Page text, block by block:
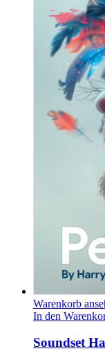
Warenkorb
In den
Soundset